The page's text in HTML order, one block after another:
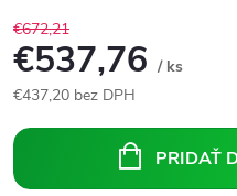
€672,21
€537,76 / ks
€437,20 bez DPH
cena:
PRIDAŤ